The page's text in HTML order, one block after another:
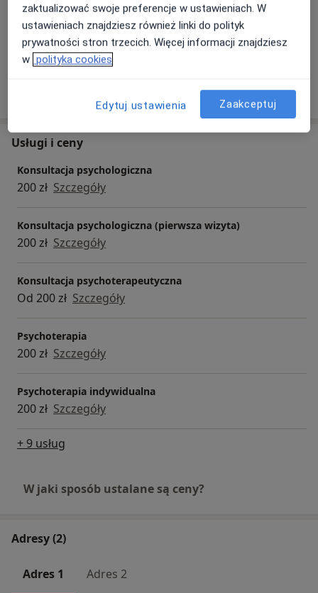
Zobacz galerię (1)
o doświadczeniu
Usługi i ceny
Konsultacja psychologiczna
200 zł Szczegóły
Konsultacja psychologiczna (pierwsza wizyta)
200 zł Szczegóły
Konsultacja psychoterapeutyczna
Od 200 zł Szczegóły
Psychoterapia
200 zł Szczegóły
Psychoterapia indywidualna
200 zł Szczegóły
+ 9 usług
W jaki sposób ustalane są ceny?
Adresy (2)
Adres 1 Adres 2
zaktualizować swoje preferencje w ustawieniach. W
ustawieniach znajdziesz również linki do polityk
prywatności stron trzecich. Więcej informacji znajdziesz
w polityka cookies
Edytuj ustawienia Zaakceptuj